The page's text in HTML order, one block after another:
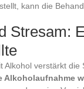
kann die
Stresam:
Alkohol verstärkt
Alkoholaufnahme